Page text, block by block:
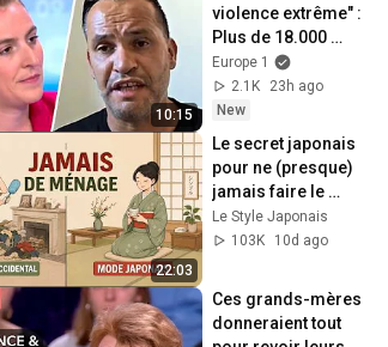
10:15
violence extrême" :
Plus de 18.000
cambriolages
recensés en France
au mois de juillet
Europe 1
2.1K
23h ago
New
22:03
Le secret japonais
pour ne (presque)
jamais faire le
ménage —
Commencez
Le Style Japonais
103K
10d ago
Ces grands-mères
donneraient tout